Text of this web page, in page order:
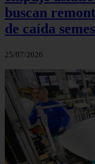
buscan
de caída
25/07/2026